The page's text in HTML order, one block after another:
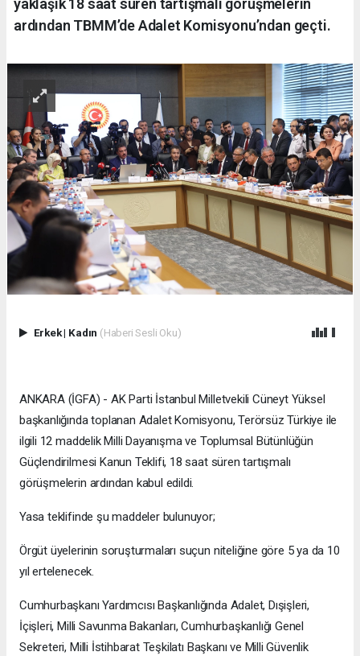
yaklaşık 18 saat süren tartışmalı görüşmelerin
ardından TBMM’de Adalet Komisyonu’ndan geçti.
Erkek| Kadın (Haberi Sesli Oku)
ANKARA (İGFA) - AK Parti İstanbul Milletvekili Cüneyt Yüksel
başkanlığında toplanan Adalet Komisyonu, Terörsüz Türkiye ile
ilgili 12 maddelik Milli Dayanışma ve Toplumsal Bütünlüğün
Güçlendirilmesi Kanun Teklifi, 18 saat süren tartışmalı
görüşmelerin ardından kabul edildi.
Yasa teklifinde şu maddeler bulunuyor;
Örgüt üyelerinin soruşturmaları suçun niteliğine göre 5 ya da 10
yıl ertelenecek.
Cumhurbaşkanı Yardımcısı Başkanlığında Adalet, Dışişleri,
İçişleri, Milli Savunma Bakanları, Cumhurbaşkanlığı Genel
Sekreteri, Milli İstihbarat Teşkilatı Başkanı ve Milli Güvenlik